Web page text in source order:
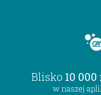
Blisko 10
w naszej